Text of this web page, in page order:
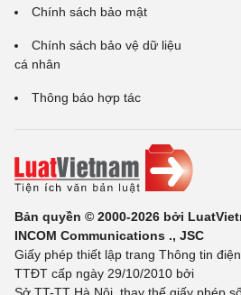
Chính sách bảo mật
Chính sách bảo vệ dữ liệu
cá nhân
Thông báo hợp tác
Bản quyền © 2000-2026 bởi
INCOM Communications ., JSC
Giấy phép thiết lập trang Thông tin
TTĐT cấp ngày 29/10/2010 bởi